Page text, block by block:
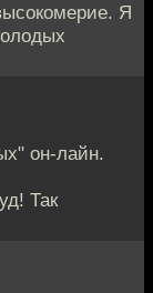
Я
он-лайн.
Так